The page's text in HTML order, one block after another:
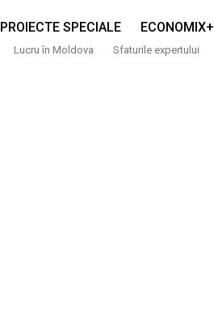
PROIECTE SPECIALE ECONOMIX+
Lucru în Moldova Sfaturile expertului